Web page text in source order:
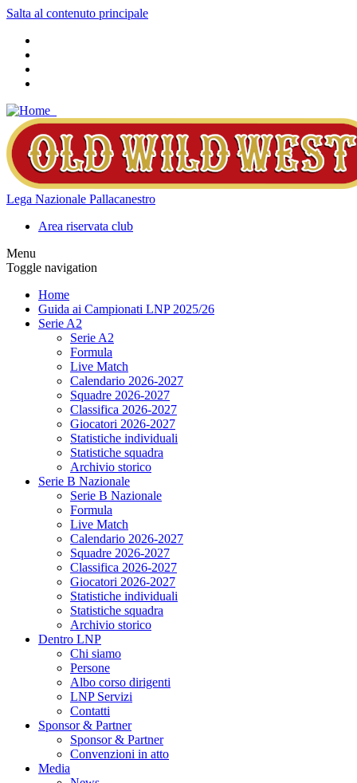
Salta al contenuto principale
Lega Nazionale Pallacanestro
Area riservata club
Menu
Toggle navigation
Home
Guida ai Campionati LNP 2025/26
Serie A2
Serie A2
Formula
Live Match
Calendario 2026-2027
Squadre 2026-2027
Classifica 2026-2027
Giocatori 2026-2027
Statistiche individuali
Statistiche squadra
Archivio storico
Serie B Nazionale
Serie B Nazionale
Formula
Live Match
Calendario 2026-2027
Squadre 2026-2027
Classifica 2026-2027
Giocatori 2026-2027
Statistiche individuali
Statistiche squadra
Archivio storico
Dentro LNP
Chi siamo
Persone
Albo corso dirigenti
LNP Servizi
Contatti
Sponsor & Partner
Sponsor & Partner
Convenzioni in atto
Media